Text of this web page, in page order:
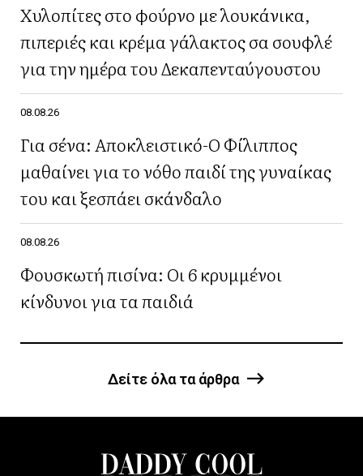
Χυλοπίτες στο φούρνο με λουκάνικα,
πιπεριές και κρέμα γάλακτος σα σουφλέ
για την ημέρα του Δεκαπενταύγουστου
08.08.26
Για σένα: Αποκλειστικό-Ο Φίλιππος
μαθαίνει για το νόθο παιδί της γυναίκας
του και ξεσπάει σκάνδαλο
08.08.26
Φουσκωτή πισίνα: Οι 6 κρυμμένοι
κίνδυνοι για τα παιδιά
Δείτε όλα τα άρθρα